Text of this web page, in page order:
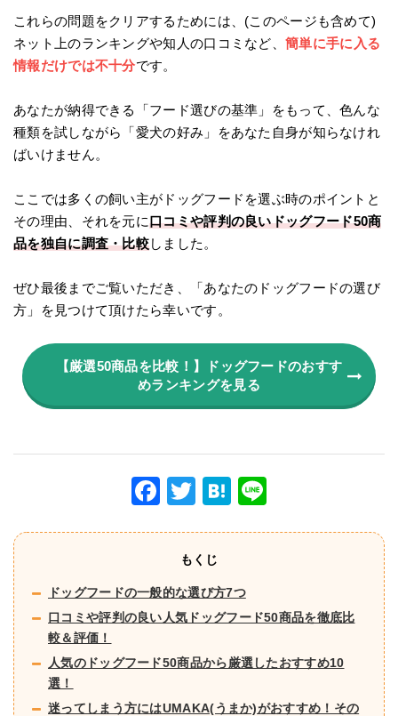
これらの問題をクリアするためには、(このページも含めて)
ネット上のランキングや知人の口コミなど、 簡単に手に入る
情報だけでは不十分です。
あなたが納得できる「フード選びの基準」をもって、色んな
種類を試しながら「愛犬の好み」をあなた自身が知らなけれ
ばいけません。
ここでは多くの飼い主がドッグフードを選ぶ時のポイントと
その理由、それを元に口コミや評判の良いドッグフード50商
品を独自に調査・比較しました。
ぜひ最後までご覧いただき、「あなたのドッグフードの選び
方」を見つけて頂けたら幸いです。
【厳選50商品を比較！】ドッグフードのおすす
めランキングを見る
F
b
o
o
T
tt
er
H
a
もくじ
ドッグフードの一般的な選び方7つ
口コミや評判の良い人気ドッグフード50商品を徹底比
較＆評価！
人気のドッグフード50商品から厳選したおすすめ10
選！
迷ってしまう方にはUMAKA(うまか)がおすすめ！その